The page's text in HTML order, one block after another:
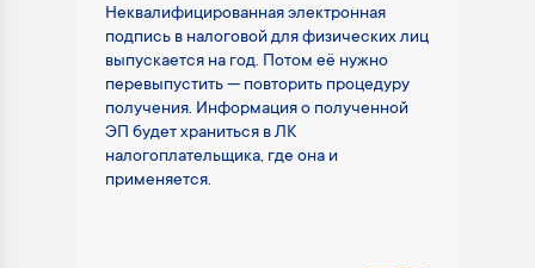
Неквалифицированная электронная
подпись в налоговой для физических лиц
выпускается на год. Потом её нужно
перевыпустить — повторить процедуру
получения. Информация о полученной
ЭП будет храниться в ЛК
налогоплательщика, где она и
применяется.